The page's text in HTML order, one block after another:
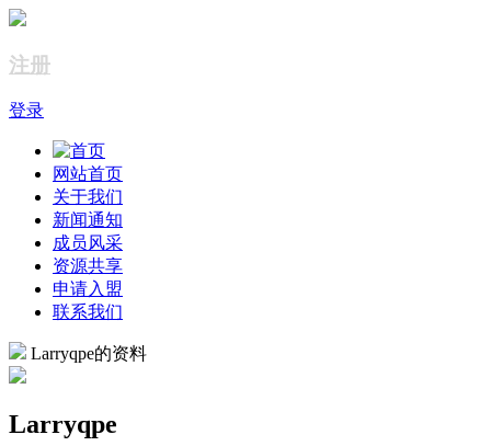
注册
登录
网站首页
关于我们
新闻通知
成员风采
资源共享
申请入盟
联系我们
Larryqpe的资料
Larryqpe